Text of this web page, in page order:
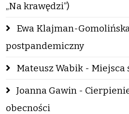
„Na krawędzi”)
Ewa Klajman-
postpandemiczny
Mateusz Wabik - Miejsca
Joanna Gawin -
obecności